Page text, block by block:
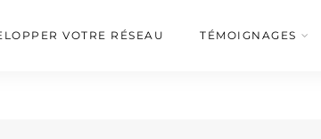
VOTRE RÉSEAU TÉMOIGNAGES